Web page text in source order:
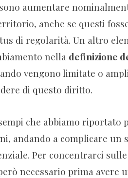
aumentare
anche se questi
di regolarità. Un altro
nella definizione
vengono limitate o
di questo diritto.
che abbiamo riportato
andando a complicare un
Per concentrarci
necessario prima avere